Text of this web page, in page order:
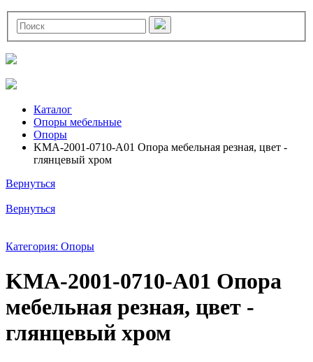
Каталог
Опоры мебельные
Опоры
KMA-2001-0710-A01 Опора мебельная резная, цвет -
глянцевый хром
Вернуться
Вернуться
Категория: Опоры
KMA-2001-0710-A01 Опора
мебельная резная, цвет -
глянцевый хром